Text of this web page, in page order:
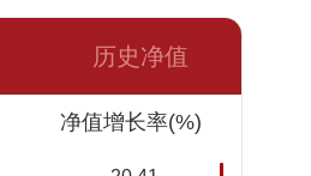
历史净值
净值增长率(%)
累计净